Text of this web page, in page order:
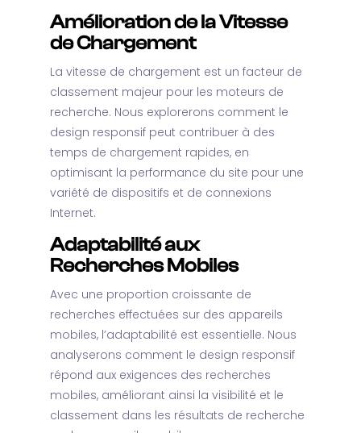
Amélioration de la Vitesse
de Chargement
La vitesse de chargement est un facteur de
classement majeur pour les moteurs de
recherche. Nous explorerons comment le
design responsif peut contribuer à des
temps de chargement rapides, en
optimisant la performance du site pour une
variété de dispositifs et de connexions
Internet.
Adaptabilité aux
Recherches Mobiles
Avec une proportion croissante de
recherches effectuées sur des appareils
mobiles, l’adaptabilité est essentielle. Nous
analyserons comment le design responsif
répond aux exigences des recherches
mobiles, améliorant ainsi la visibilité et le
classement dans les résultats de recherche